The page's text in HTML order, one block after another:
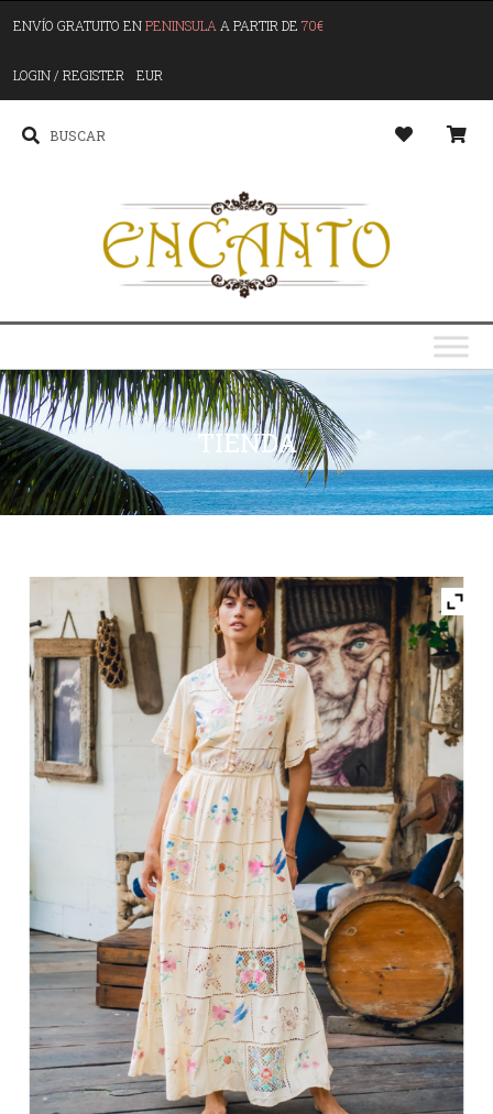
ENVÍO GRATUITO ENPENINSULA A PARTIR DE 70€
LOGIN / REGISTER EUR
TIENDA